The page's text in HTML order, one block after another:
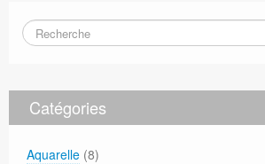
Catégories
Aquarelle (8)